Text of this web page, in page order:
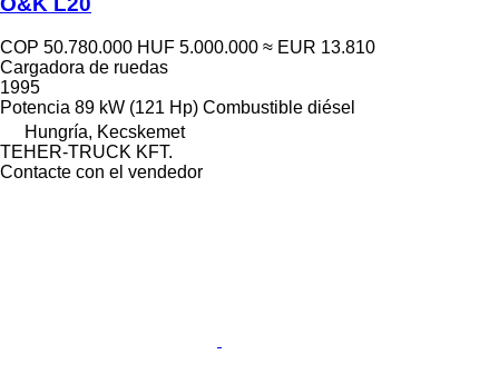
COP 50.780.000 HUF 5.000.000 ≈ EUR 13.810
Cargadora de ruedas
1995
Potencia 89 kW (121 Hp) Combustible diésel
Hungría, Kecskemet
TEHER-TRUCK KFT.
Contacte con el vendedor